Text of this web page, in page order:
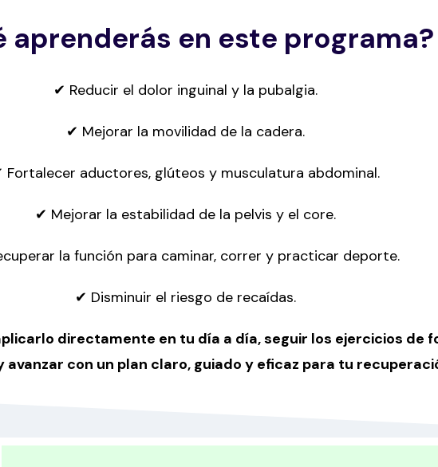
aprenderás en este programa?
✔ Reducir el dolor inguinal y la pubalgia.
✔ Mejorar la movilidad de la cadera.
Fortalecer aductores, glúteos y musculatura abdominal.
✔ Mejorar la estabilidad de la pelvis y el core.
la función para caminar, correr y practicar deporte.
✔ Disminuir el riesgo de recaídas.
directamente en tu día a día, seguir los ejercicios de
avanzar con un plan claro, guiado y eficaz para tu